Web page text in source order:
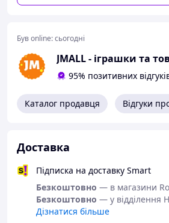
Був online:сьогодні
JMALL - іграшки та
95% позитивних
Каталог продавця Відгуки
Доставка
Підписка на доставку Smart
Безкоштовно — в магазини
Безкоштовно — у відділення
Дізнатися більше